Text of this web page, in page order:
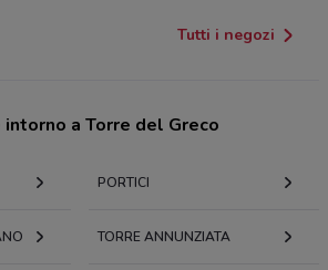
Tutti i negozi
a Torre del Greco
PORTICI
TORRE ANNUNZIATA